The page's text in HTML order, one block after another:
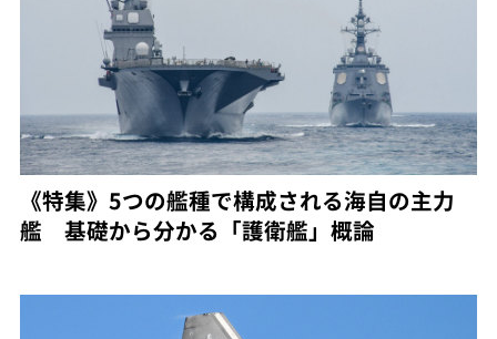
《特集》5つの艦種で構成される海自の主力
艦 基礎から分かる「護衛艦」概論